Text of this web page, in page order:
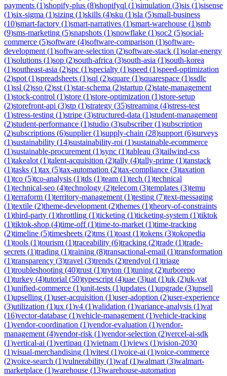
payments (1)shopify-plus (8)shopifyql (1)simulation (3)sis (1)sisense
(1)six-sigma (1)sizing (1)skills (4)sku (1)sla (5)small-business
(10)smart-factory (1)smart-narratives (1)smart-warehouse (1)smb
(9)sms-marketing (5)snapshots (1)snowflake (1)soc2 (5)social-
commerce (5)software (4)software-comparison (1)software-
development (1)software-selection (2)software-stack (1)solar-energy
(1)solutions (1)sop (2)south-africa (3)south-asia (1)south-korea
(1)southeast-asia (2)spc (1)specialty (1)speed (1)speed-optimization
(2)spot (1)spreadsheets (1)sql (2)square (1)squarespace (1)ssdlc
(1)ssl (2)sso (2)sst (1)star-schema (2)startup (2)state-management
(1)stock-control (1)store (1)store-optimization (1)store-setup
(2)storefront-api (3)stp (1)strategy (35)streaming (4)stress-test
(1)stress-testing (1)stripe (3)structured-data (1)student-management
(2)student-performance (1)studio (3)subscriber(1)subscription
(2)subscriptions (6)supplier(1)supply-chain (28)support (6)surveys
(1)sustainability (14)sustainability-roi (1)sustainable-ecommerce
(1)sustainable-procurement (1)sync (1)tableau (3)tailwind-css
(1)takealot (1)talent-acquisition (2)tally (4)tally-prime (1)tanstack
(1)tasks (1)tax (5)tax-automation (2)tax-compliance (3)taxation
(1)tco (5)tco-analysis (1)tds (1)team (1)tech (1)technical
(1)technical-seo (4)technology (2)telecom (3)templates (3)temu
(1)terraform (1)territory-management (1)testing (7)text-messaging
(1)textile (2)theme-development (2)themes (1)theory-of-constraints
(1)third-party (1)throttling (1)ticketing (1)ticketing-system (1)tiktok
(1)tiktok-shop (4)time-off(1)time-to-market (1)time-tracking
(2)timeline (5)timesheets (2)tms (1)toast (1)tokens (3)tokopedia
(1)tools (1)tourism (1)traceability (6)tracking (2)trade (1)trade-
secrets (1)trading (1)training (8)transactional-email (1)transformation
(1)transparency (3)travel (3)trends (2)trendyol (1)triage
(1)troubleshooting (40)trust (1)tryton (1)tuning (2)turborepo
(1)turkey (4)tutorial (50)typescript (4)uae (3)uat (1)uk (2)uk-vat
(1)unified-commerce (1)unit-tests (1)updates (1)upgrade (3)upsell
(1)upselling (1)user-acquisition (1)user-adoption (2)user-experience
(3)utilization (1)ux (1)v4 (1)validation (1)variance-analysis (1)vat
(16)vector-database (1)vehicle-management (1)vehicle-tracking
(1)vendor-coordination (1)vendor-evaluation (1)vendor-
management (4)vendor-risk (1)vendor-selection (2)vercel-ai-sdk
(1)vertical-ai (1)vertipaq (1)vietnam (1)views (1)vision-2030
(1)visual-merchandising (1)vitest (1)voice-ai (1)voice-commerce
(2)voice-search (1)vulnerability (1)waf(1)walmart (3)walmart-
marketplace (1)warehouse (13)warehouse-automation